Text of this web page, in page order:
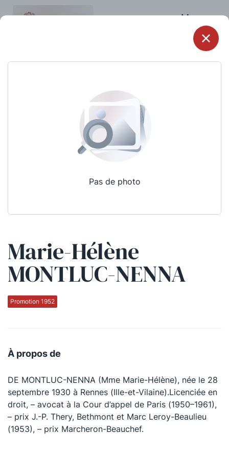
Menu
Pas de photo
Marie-Hélène
MONTLUC-NENNA
Promotion 1952
À propos de
DE MONTLUC-NENNA (Mme Marie-Hélène), née le 28
septembre 1930 à Rennes (Ille-et-Vilaine).Licenciée en
droit, – avocat à la Cour d’appel de Paris (1950–1961),
– prix J.-P. Thery, Bethmont et Marc Leroy-Beaulieu
(1953), – prix Marcheron-Beauchef.
Qui sommes-nous ?
La Conférence
La défense pénale
Le Concours de la Conférence
La Conférence Berryer
La Petite Conférence